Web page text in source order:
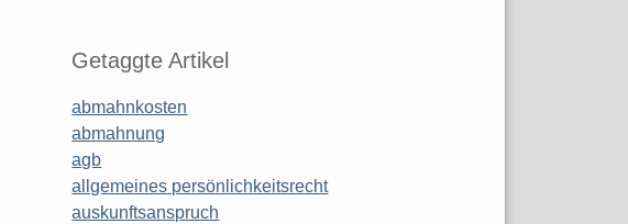
Getaggte Artikel
abmahnkosten
abmahnung
agb
allgemeines persönlichkeitsrecht
auskunftsanspruch